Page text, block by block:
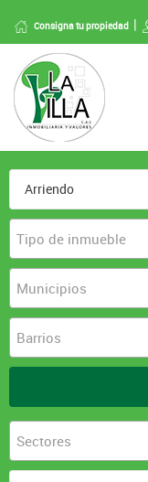
Consigna tu propiedad
Tipo de inmueble
Municipios
Barrios
Sectores